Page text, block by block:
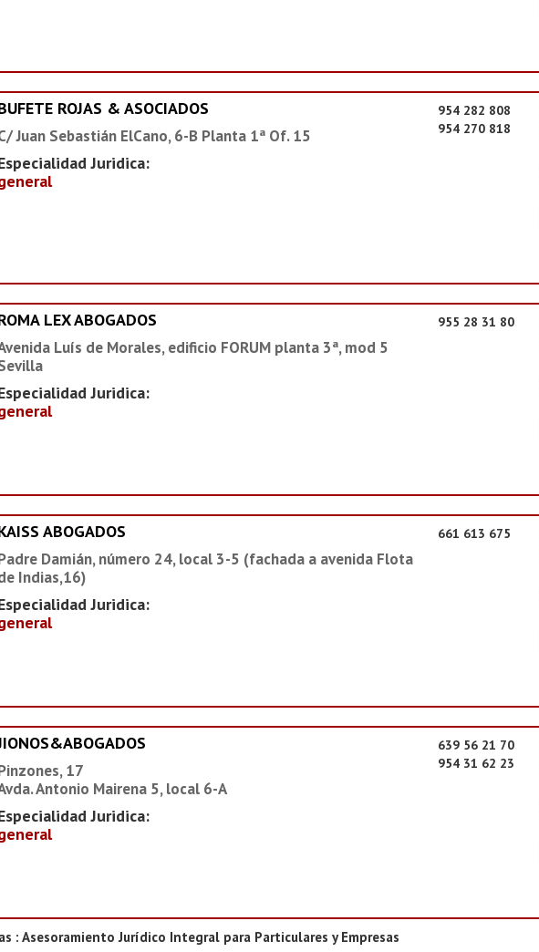
ROJAS & ASOCIADOS
Juan Sebastián ElCano, 6-B Planta 1ª Of. 15
Juridica:
954 282 808
954 270 818
LEX ABOGADOS
Luís de Morales, edificio FORUM planta 3ª, mod 5
Juridica:
955 28 31 80
ABOGADOS
Damián, número 24, local 3-5 (fachada a avenida Flota
Indias,16)
Juridica:
661 613 675
17
Antonio Mairena 5, local 6-A
Juridica:
639 56 21 70
954 31 62 23
: Asesoramiento Jurídico Integral para Particulares y Empresas